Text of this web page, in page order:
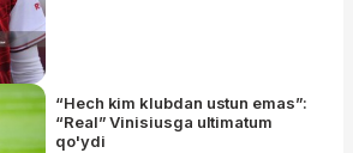
“Hech kim klubdan ustun emas”:
“Real” Vinisiusga ultimatum
qo'ydi